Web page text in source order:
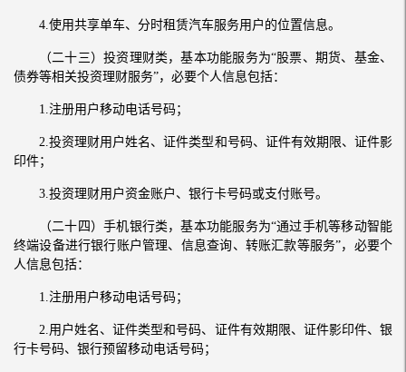
4.使用共享单车、分时租赁汽车服务用户的位置信息。
（二十三）投资理财类，基本功能服务为“股票、期货、基金、
债券等相关投资理财服务”，必要个人信息包括：
1.注册用户移动电话号码；
2.投资理财用户姓名、证件类型和号码、证件有效期限、证件影
印件；
3.投资理财用户资金账户、银行卡号码或支付账号。
（二十四）手机银行类，基本功能服务为“通过手机等移动智能
终端设备进行银行账户管理、信息查询、转账汇款等服务”，必要个
人信息包括：
1.注册用户移动电话号码；
2.用户姓名、证件类型和号码、证件有效期限、证件影印件、银
行卡号码、银行预留移动电话号码；